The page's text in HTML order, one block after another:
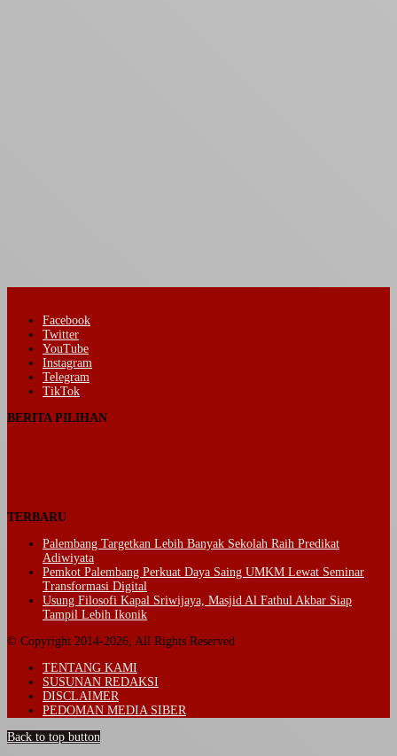
Facebook
Twitter
YouTube
Instagram
Telegram
TikTok
BERITA PILIHAN
TERBARU
Palembang Targetkan Lebih Banyak Sekolah Raih Predikat
Adiwiyata
Pemkot Palembang Perkuat Daya Saing UMKM Lewat Seminar
Transformasi Digital
Usung Filosofi Kapal Sriwijaya, Masjid Al Fathul Akbar Siap
Tampil Lebih Ikonik
© Copyright 2014-2026, All Rights Reserved
TENTANG KAMI
SUSUNAN REDAKSI
DISCLAIMER
PEDOMAN MEDIA SIBER
Back to top button